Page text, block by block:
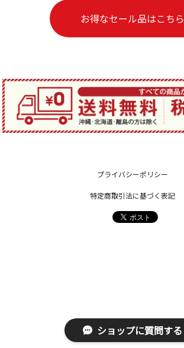
お得なセール品はこちら
プライバシーポリシー
特定商取引法に基づく表記
ショップに質問する